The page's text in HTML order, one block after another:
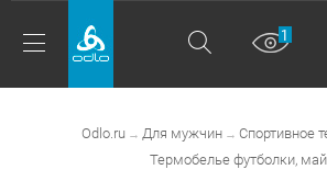
1
Odlo.ru → Для мужчин → Спортивное
Термобелье футболки,